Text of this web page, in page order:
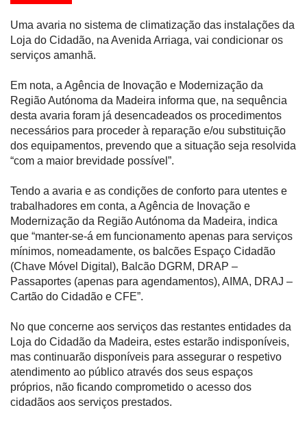
Uma avaria no sistema de climatização das instalações da
Loja do Cidadão, na Avenida Arriaga, vai condicionar os
serviços amanhã.
Em nota, a Agência de Inovação e Modernização da
Região Autónoma da Madeira informa que, na sequência
desta avaria foram já desencadeados os procedimentos
necessários para proceder à reparação e/ou substituição
dos equipamentos, prevendo que a situação seja resolvida
“com a maior brevidade possível”.
Tendo a avaria e as condições de conforto para utentes e
trabalhadores em conta, a Agência de Inovação e
Modernização da Região Autónoma da Madeira, indica
que “manter-se-á em funcionamento apenas para serviços
mínimos, nomeadamente, os balcões Espaço Cidadão
(Chave Móvel Digital), Balcão DGRM, DRAP –
Passaportes (apenas para agendamentos), AIMA, DRAJ –
Cartão do Cidadão e CFE”.
No que concerne aos serviços das restantes entidades da
Loja do Cidadão da Madeira, estes estarão indisponíveis,
mas continuarão disponíveis para assegurar o respetivo
atendimento ao público através dos seus espaços
próprios, não ficando comprometido o acesso dos
cidadãos aos serviços prestados.